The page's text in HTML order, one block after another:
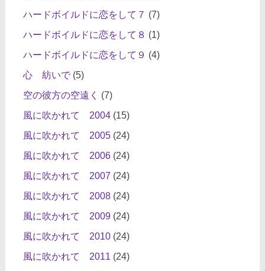
ハードボイルドに恋をして７ (7)
ハードボイルドに恋をして８ (1)
ハードボイルドに恋をして９ (4)
心 紡いで(5)
空の彼方の空遠く
(7)
風に吹かれて 2004(15)
風に吹かれて 2005(24)
風に吹かれて 2006(24)
風に吹かれて 2007 (24)
風に吹かれて 2008(24)
風に吹かれて 2009(24)
風に吹かれて 2010(24)
風に吹かれて 2011 (24)